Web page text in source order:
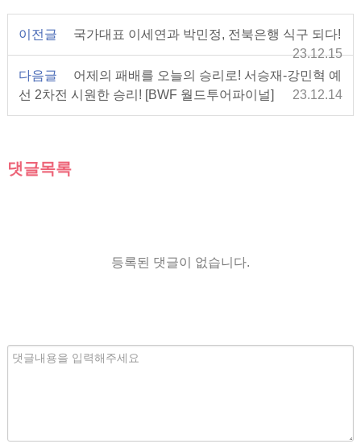
이전글
국가대표 이세연과 박민정, 전북은행 식구 되다!
23.12.15
다음글
어제의 패배를 오늘의 승리로! 서승재-강민혁 예
선 2차전 시원한 승리! [BWF 월드투어파이널]
23.12.14
댓글목록
등록된 댓글이 없습니다.
내